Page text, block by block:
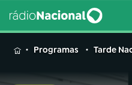
MENUProgramas Tarde